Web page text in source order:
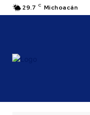
29.7 C Michoacán